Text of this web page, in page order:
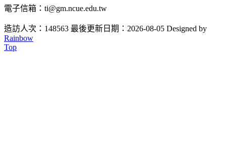
電子信箱：ti@gm.ncue.edu.tw
造訪人次：148563 最後更新日期：2026-08-05 Designed by
Rainbow
Top